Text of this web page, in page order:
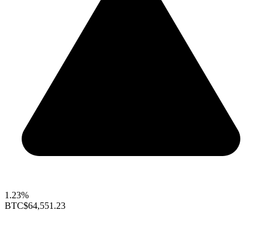
1.23%
BTC$64,551.23